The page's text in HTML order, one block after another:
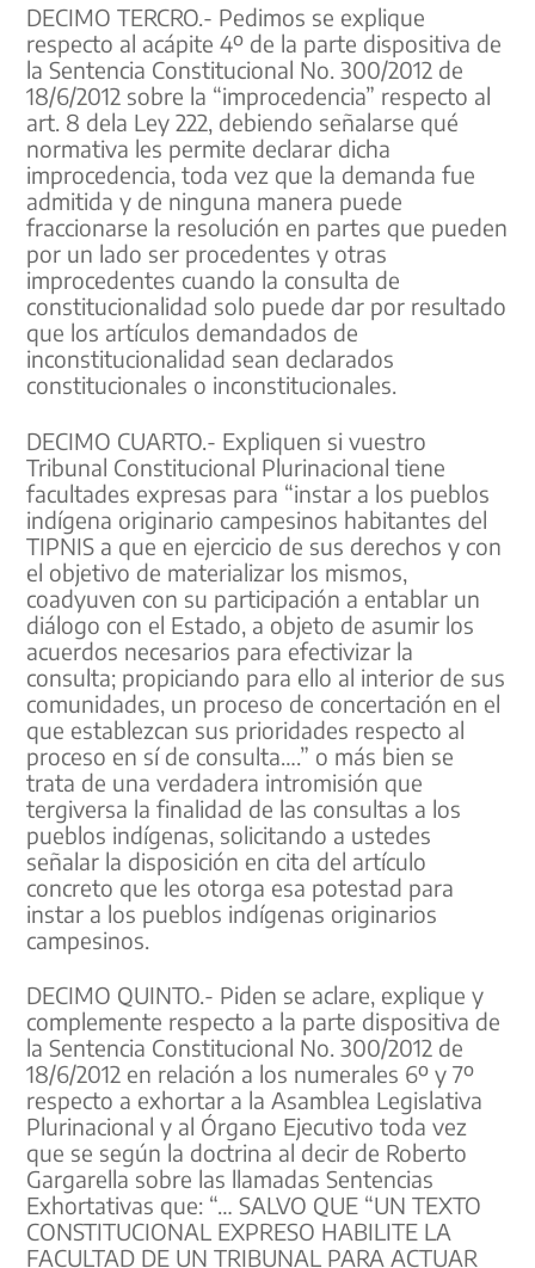
DECIMO TERCRO.- Pedimos se explique
respecto al acápite 4º de la parte dispositiva de
la Sentencia Constitucional No. 300/2012 de
18/6/2012 sobre la “improcedencia” respecto al
art. 8 dela Ley 222, debiendo señalarse qué
normativa les permite declarar dicha
improcedencia, toda vez que la demanda fue
admitida y de ninguna manera puede
fraccionarse la resolución en partes que pueden
por un lado ser procedentes y otras
improcedentes cuando la consulta de
constitucionalidad solo puede dar por resultado
que los artículos demandados de
inconstitucionalidad sean declarados
constitucionales o inconstitucionales.
DECIMO CUARTO.- Expliquen si vuestro
Tribunal Constitucional Plurinacional tiene
facultades expresas para “instar a los pueblos
indígena originario campesinos habitantes del
TIPNIS a que en ejercicio de sus derechos y con
el objetivo de materializar los mismos,
coadyuven con su participación a entablar un
diálogo con el Estado, a objeto de asumir los
acuerdos necesarios para efectivizar la
consulta; propiciando para ello al interior de sus
comunidades, un proceso de concertación en el
que establezcan sus prioridades respecto al
proceso en sí de consulta….” o más bien se
trata de una verdadera intromisión que
tergiversa la finalidad de las consultas a los
pueblos indígenas, solicitando a ustedes
señalar la disposición en cita del artículo
concreto que les otorga esa potestad para
instar a los pueblos indígenas originarios
campesinos.
DECIMO QUINTO.- Piden se aclare, explique y
complemente respecto a la parte dispositiva de
la Sentencia Constitucional No. 300/2012 de
18/6/2012 en relación a los numerales 6º y 7º
respecto a exhortar a la Asamblea Legislativa
Plurinacional y al Órgano Ejecutivo toda vez
que se según la doctrina al decir de Roberto
Gargarella sobre las llamadas Sentencias
Exhortativas que: “… SALVO QUE “UN TEXTO
CONSTITUCIONAL EXPRESO HABILITE LA
FACULTAD DE UN TRIBUNAL PARA ACTUAR